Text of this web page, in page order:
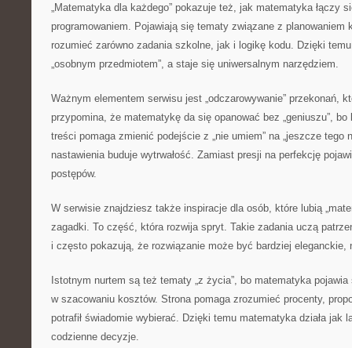
„Matematyka dla każdego” pokazuje też, jak matematyka łączy
programowaniem. Pojawiają się tematy związane z planowaniem
rozumieć zarówno zadania szkolne, jak i logikę kodu. Dzięki
„osobnym przedmiotem”, a staje się uniwersalnym narzędziem.
Ważnym elementem serwisu jest „odczarowywanie” przekonań,
przypomina, że matematykę da się opanować bez „geniuszu”,
treści pomaga zmienić podejście z „nie umiem” na „jeszcze tego
nastawienia buduje wytrwałość. Zamiast presji na perfekcję
postępów.
W serwisie znajdziesz także inspiracje dla osób, które lubią
zagadki. To część, która rozwija spryt. Takie zadania uczą
i często pokazują, że rozwiązanie może być bardziej eleganckie,
Istotnym nurtem są też tematy „z życia”, bo matematyka
w szacowaniu kosztów. Strona pomaga zrozumieć procenty,
potrafił świadomie wybierać. Dzięki temu matematyka działa jak
codzienne decyzje.